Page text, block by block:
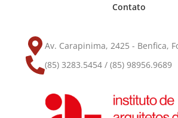
Contato
Av. Carapinima, 2425 - Benfica,
(85) 3283.5454 / (85) 98956.9689